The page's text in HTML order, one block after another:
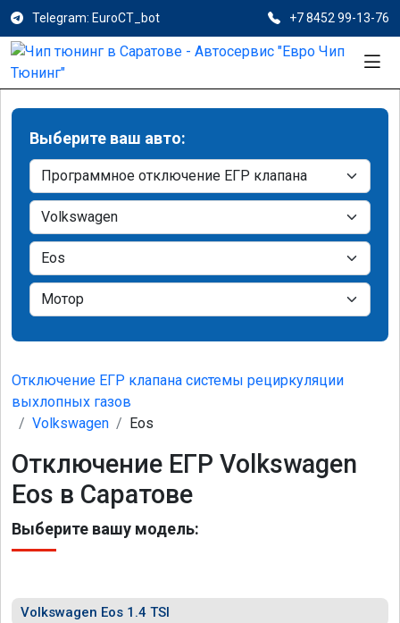
Telegram: EuroCT_bot +7 8452 99-13-76
Выберите ваш авто:
Отключение ЕГР клапана системы рециркуляции
выхлопных газов
Volkswagen
Eos
Отключение ЕГР Volkswagen
Eos в Саратове
Выберите вашу модель:
Volkswagen Eos 1.4 TSI